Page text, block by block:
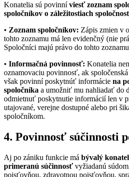
Konatelia sú povinníviesť zoznam
spoločníkov o záležitostiach
• Zoznam spoločníkov: Zápis zmien v
tohto zoznamu má len evidenčný (nie
Spoločníci majú právo do tohto
• Informačná povinnosť: Konatelia
oznamovaciu povinnosť, ak
však povinní poskytnúť informácie na
spoločníka a umožniť mu nahliadať do
odmietnuť poskytnutie informácií len v
utajované, verejne dostupné alebo pri
spoločníkom.
4. Povinnosť súčinnosti
Aj po zániku funkcie má bývalý
primeranú súčinnosťvyžiadanú
poisťovňou, zdravotnou poisťovňou,